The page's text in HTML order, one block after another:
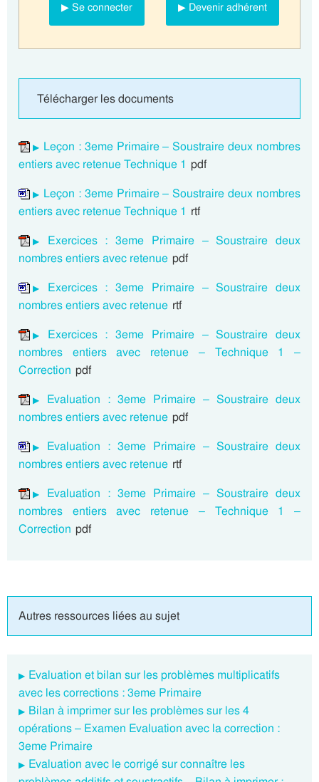
▶ Se connecter ▶ Devenir adhérent
Télécharger les documents
Leçon : 3eme Primaire – Soustraire deux nombres
entiers avec retenue Technique 1 pdf
Leçon : 3eme Primaire – Soustraire deux nombres
entiers avec retenue Technique 1 rtf
Exercices : 3eme Primaire – Soustraire deux
nombres entiers avec retenue pdf
Exercices : 3eme Primaire – Soustraire deux
nombres entiers avec retenue rtf
Exercices : 3eme Primaire – Soustraire deux
nombres entiers avec retenue – Technique 1 –
Correction pdf
Evaluation : 3eme Primaire – Soustraire deux
nombres entiers avec retenue pdf
Evaluation : 3eme Primaire – Soustraire deux
nombres entiers avec retenue rtf
Evaluation : 3eme Primaire – Soustraire deux
nombres entiers avec retenue – Technique 1 –
Correction pdf
Autres ressources liées au sujet
Evaluation et bilan sur les problèmes multiplicatifs
avec les corrections : 3eme Primaire
Bilan à imprimer sur les problèmes sur les 4
opérations – Examen Evaluation avec la correction :
3eme Primaire
Evaluation avec le corrigé sur connaître les